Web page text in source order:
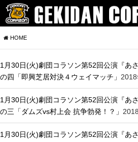
HOME
1月30日(火)劇団コラソン第52回公演『あ
の四「即興芝居対決４ウェイマッチ」
1月30日(火)劇団コラソン第52回公演『あ
の三「ダムズvs村上会 抗争勃発！？」
1月30日(火)劇団コラソン第52回公演『あ